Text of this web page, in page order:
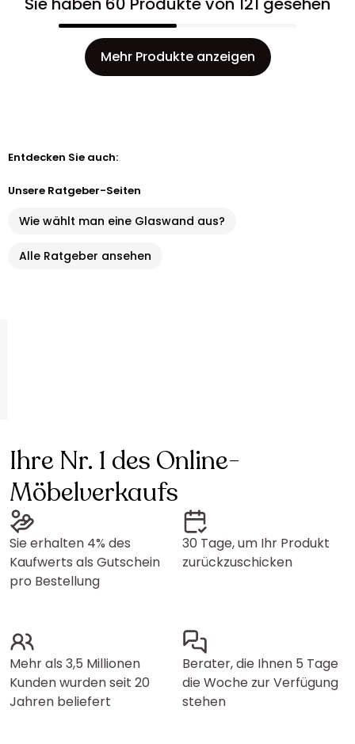
Mehr Produkte anzeigen
Entdecken Sie auch:
Unsere Ratgeber-Seiten
Wie wählt man eine Glaswand aus?
Alle Ratgeber ansehen
Ihre Nr. 1 des Online-
Möbelverkaufs
Sie erhalten 4% des
Kaufwerts als Gutschein
pro Bestellung
30 Tage, um Ihr Produkt
zurückzuschicken
Mehr als 3,5 Millionen
Kunden wurden seit 20
Jahren beliefert
Berater, die Ihnen 5 Tage
die Woche zur Verfügung
stehen